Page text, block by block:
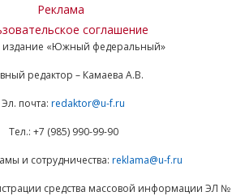
Реклама
соглашение
издание «Южный федеральный»
редактор – Камаева А.В.
Эл. почта: redaktor@u-f.ru
Тел.: +7 (985) 990-99-90
и сотрудничества: reklama@u-f.ru
средства массовой информации ЭЛ №